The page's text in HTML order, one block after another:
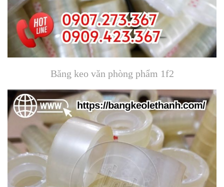
Băng keo văn phòng phẩm 1f2